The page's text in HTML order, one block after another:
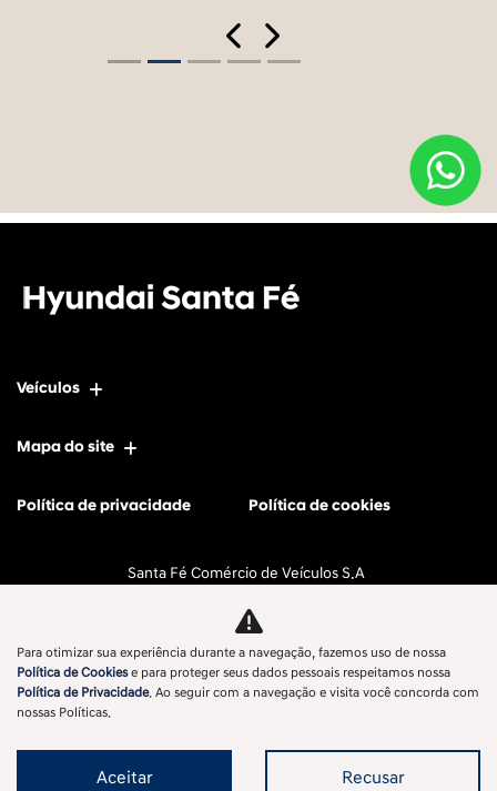
Farol Full LED
Veículos
Mapa do site
Política de privacidade Política de cookies
Santa Fé Comércio de Veículos S.A
CNPJ: 11.596.056/0002-58
No trânsito, enxergar o outro salva vidas.
Para otimizar sua experiência durante a navegação, fazemos uso de nossa
Política de Cookiese para proteger seus dados pessoais respeitamos nossa
Política de Privacidade. Ao seguir com a navegação e visita você concorda com
nossas Políticas.
Aceitar Recusar